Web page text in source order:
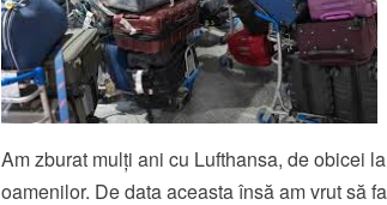
Am zburat mulți ani cu Lufthansa, de obicei
oamenilor. De data aceasta însă am vrut să